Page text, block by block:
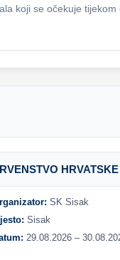
koji se očekuje tijekom
HRVATSKE
SK Sisak
Sisak
29.08.2026 –